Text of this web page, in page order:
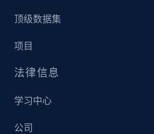
URL, Title, Youtuber, Youtuber
8.1K+
Youtube - Videos posts -
顶级数据集
项目
法律信息
学习中心
公司